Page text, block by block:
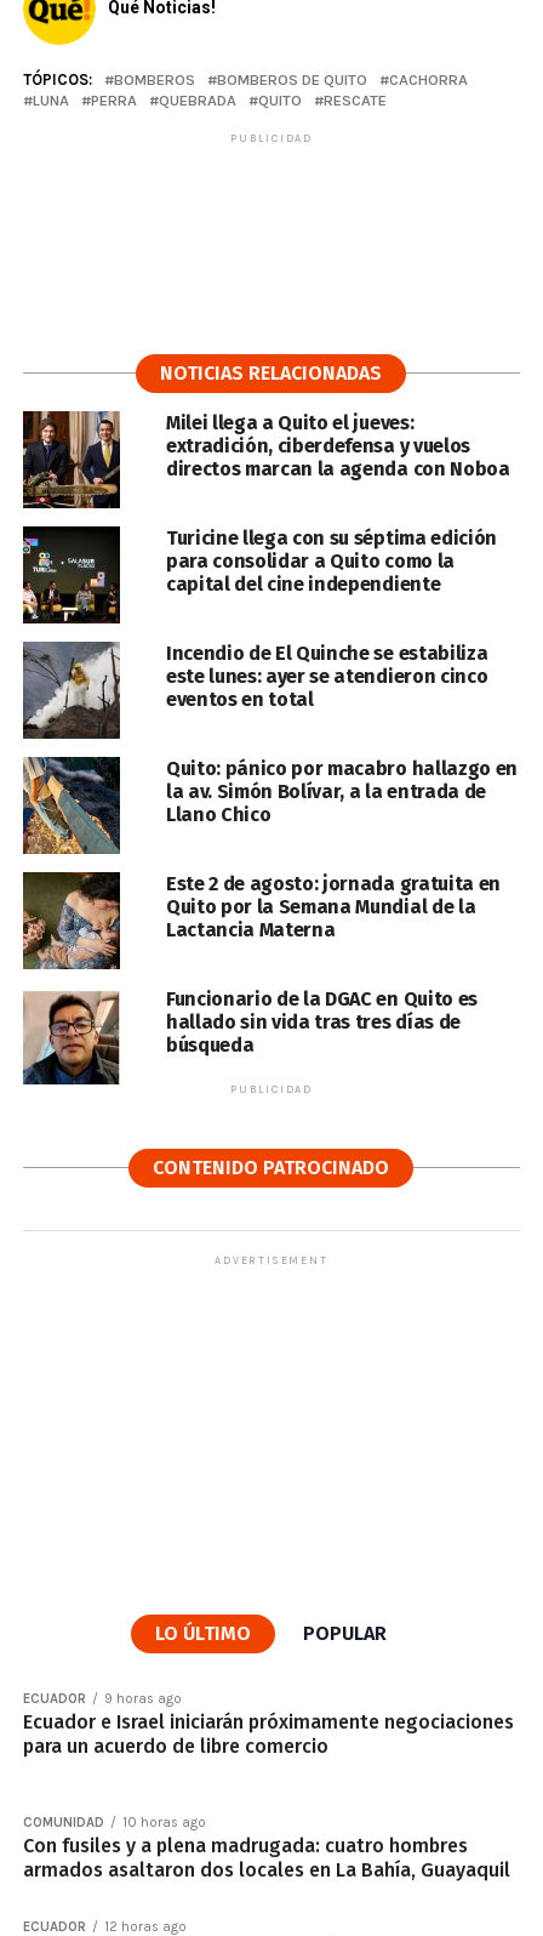
Qué Noticias!
TÓPICOS: BOMBEROS BOMBEROS DE QUITO
CACHORRA
LUNA
PERRA QUEBRADA QUITO RESCATE
PUBLICIDAD
NOTICIAS RELACIONADAS
Milei llega a Quito el jueves:
extradición, ciberdefensa y vuelos
directos marcan la agenda con Noboa
Turicine llega con su séptima edición
para consolidar a Quito como la
capital del cine independiente
Incendio de El Quinche se estabiliza
este lunes: ayer se atendieron cinco
eventos en total
Quito: pánico por macabro hallazgo en
la av. Simón Bolívar, a la entrada de
Llano Chico
Este 2 de agosto: jornada gratuita en
Quito por la Semana Mundial de la
Lactancia Materna
Funcionario de la DGAC en Quito es
hallado sin vida tras tres días de
búsqueda
PUBLICIDAD
CONTENIDO PATROCINADO
ADVERTISEMENT
LO ÚLTIMO POPULAR
ECUADOR 9 horas ago
Ecuador e Israel iniciarán próximamente negociaciones
para un acuerdo de libre comercio
COMUNIDAD 10 horas ago
Con fusiles y a plena madrugada: cuatro hombres
armados asaltaron dos locales en La Bahía, Guayaquil
ECUADOR 12 horas ago